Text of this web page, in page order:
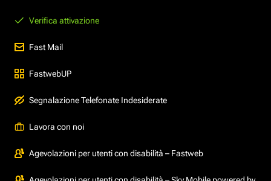
Verifica attivazione
Fast Mail
FastwebUP
Segnalazione Telefonate Indesiderate
Lavora con noi
Agevolazioni per utenti con disabilità – Fastweb